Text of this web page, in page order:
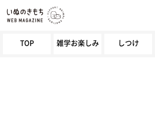
TOP 雑学お楽しみ しつけ